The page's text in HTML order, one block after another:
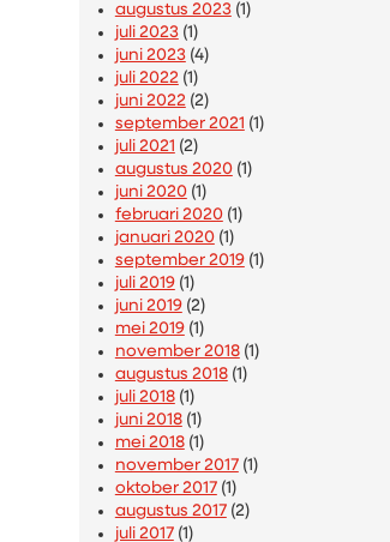
augustus 2023(1)
juli 2023(1)
juni 2023(4)
juli 2022(1)
juni 2022(2)
september 2021 (1)
juli 2021 (2)
augustus 2020(1)
juni 2020(1)
februari 2020(1)
januari 2020(1)
september 2019(1)
juli 2019(1)
juni 2019(2)
mei 2019(1)
november 2018(1)
augustus 2018(1)
juli 2018(1)
juni 2018(1)
mei 2018(1)
november 2017(1)
oktober 2017(1)
augustus 2017(2)
juli 2017(1)